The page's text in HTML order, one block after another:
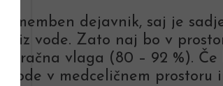
dejavnik, saj je
iz vode. Zato naj bo v
zračna vlaga (80 – 92 %). Če
vode v medceličnem prostoru